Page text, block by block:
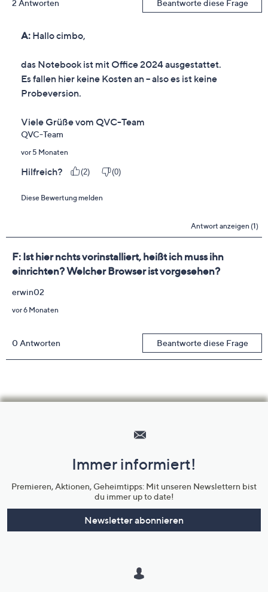
Unternehmensinformationen
Immer informiert!
Premieren, Aktionen, Geheimtipps: Mit unseren Newslettern bist
du immer up to date!
Newsletter abonnieren